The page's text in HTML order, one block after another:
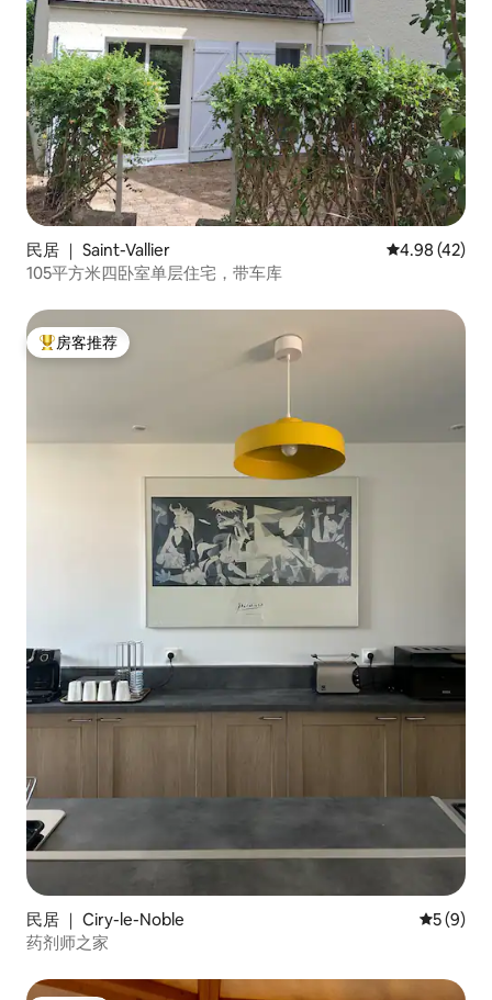
民居 ｜ Saint-Vallier 平均评分
4.98 (42)
105平方米四卧室单层住宅，带车库
热门「房客推荐」
房客推荐
民居 ｜ Ciry-le-Noble 平均评分
5 (9)
药剂师之家